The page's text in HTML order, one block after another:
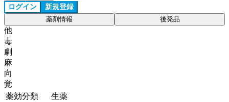
ログイン 新規登録
薬剤情報 後発品
他
毒
劇
麻
向
覚
薬効分類
生薬